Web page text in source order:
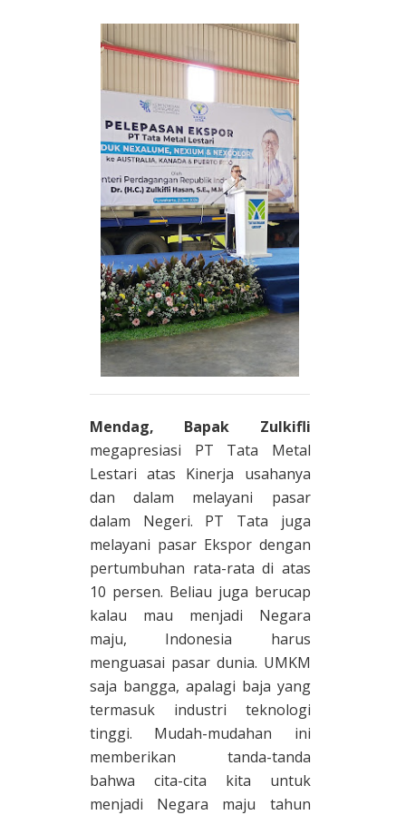
Mendag, Bapak Zulkifli
megapresiasi PT Tata Metal
Lestari atas Kinerja usahanya
dan dalam melayani pasar
dalam Negeri. PT Tata juga
melayani pasar Ekspor dengan
pertumbuhan rata-rata di atas
10 persen. Beliau juga berucap
kalau mau menjadi Negara
maju, Indonesia harus
menguasai pasar dunia. UMKM
saja bangga, apalagi baja yang
termasuk industri teknologi
tinggi. Mudah-mudahan ini
memberikan tanda-tanda
bahwa cita-cita kita untuk
menjadi Negara maju tahun